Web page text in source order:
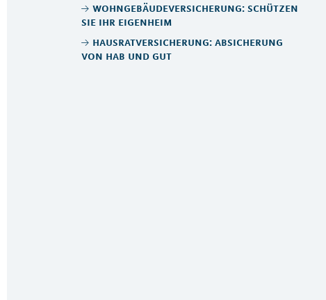
wohngebäudeversicherung: schützen
sie ihr eigenheim
hausratversicherung: absicherung
von hab und gut